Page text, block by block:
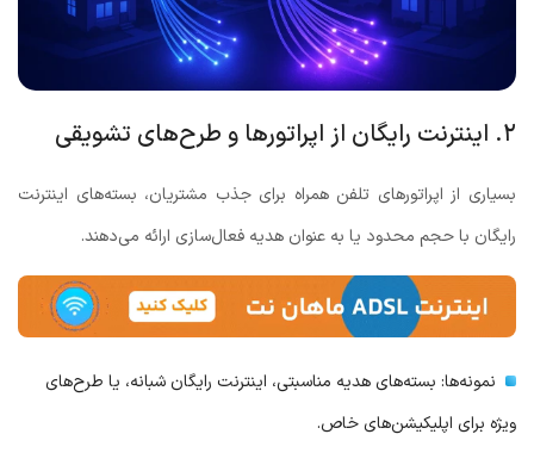
۲. اینترنت رایگان از اپراتورها و طرح‌های تشویقی
بسیاری از اپراتورهای تلفن همراه برای جذب مشتریان، بسته‌های اینترنت
رایگان با حجم محدود یا به عنوان هدیه فعال‌سازی ارائه می‌دهند.
نمونه‌ها: بسته‌های هدیه مناسبتی، اینترنت رایگان شبانه، یا طرح‌های
ویژه برای اپلیکیشن‌های خاص.